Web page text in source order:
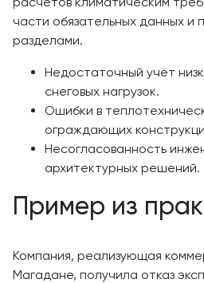
части обязательных данных и
разделами.
Недостаточный учёт
снеговых нагрузок.
Ошибки в
ограждающих
Несогласованность
архитектурных решений.
Пример из
Компания, реализующая
Магадане, получила отказ